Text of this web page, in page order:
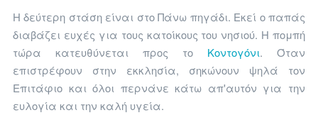
Η δεύτερη στάση είναι στο Πάνω πηγάδι. Εκεί ο παπάς
διαβάζει ευχές για τους κατοίκους του νησιού. Η πομπή
τώρα κατευθύνεται προς το Κοντογόνι. Όταν
επιστρέφουν στην εκκλησία, σηκώνουν ψηλά τον
Επιτάφιο και όλοι περνάνε κάτω απ'αυτόν για την
ευλογία και την καλή υγεία.